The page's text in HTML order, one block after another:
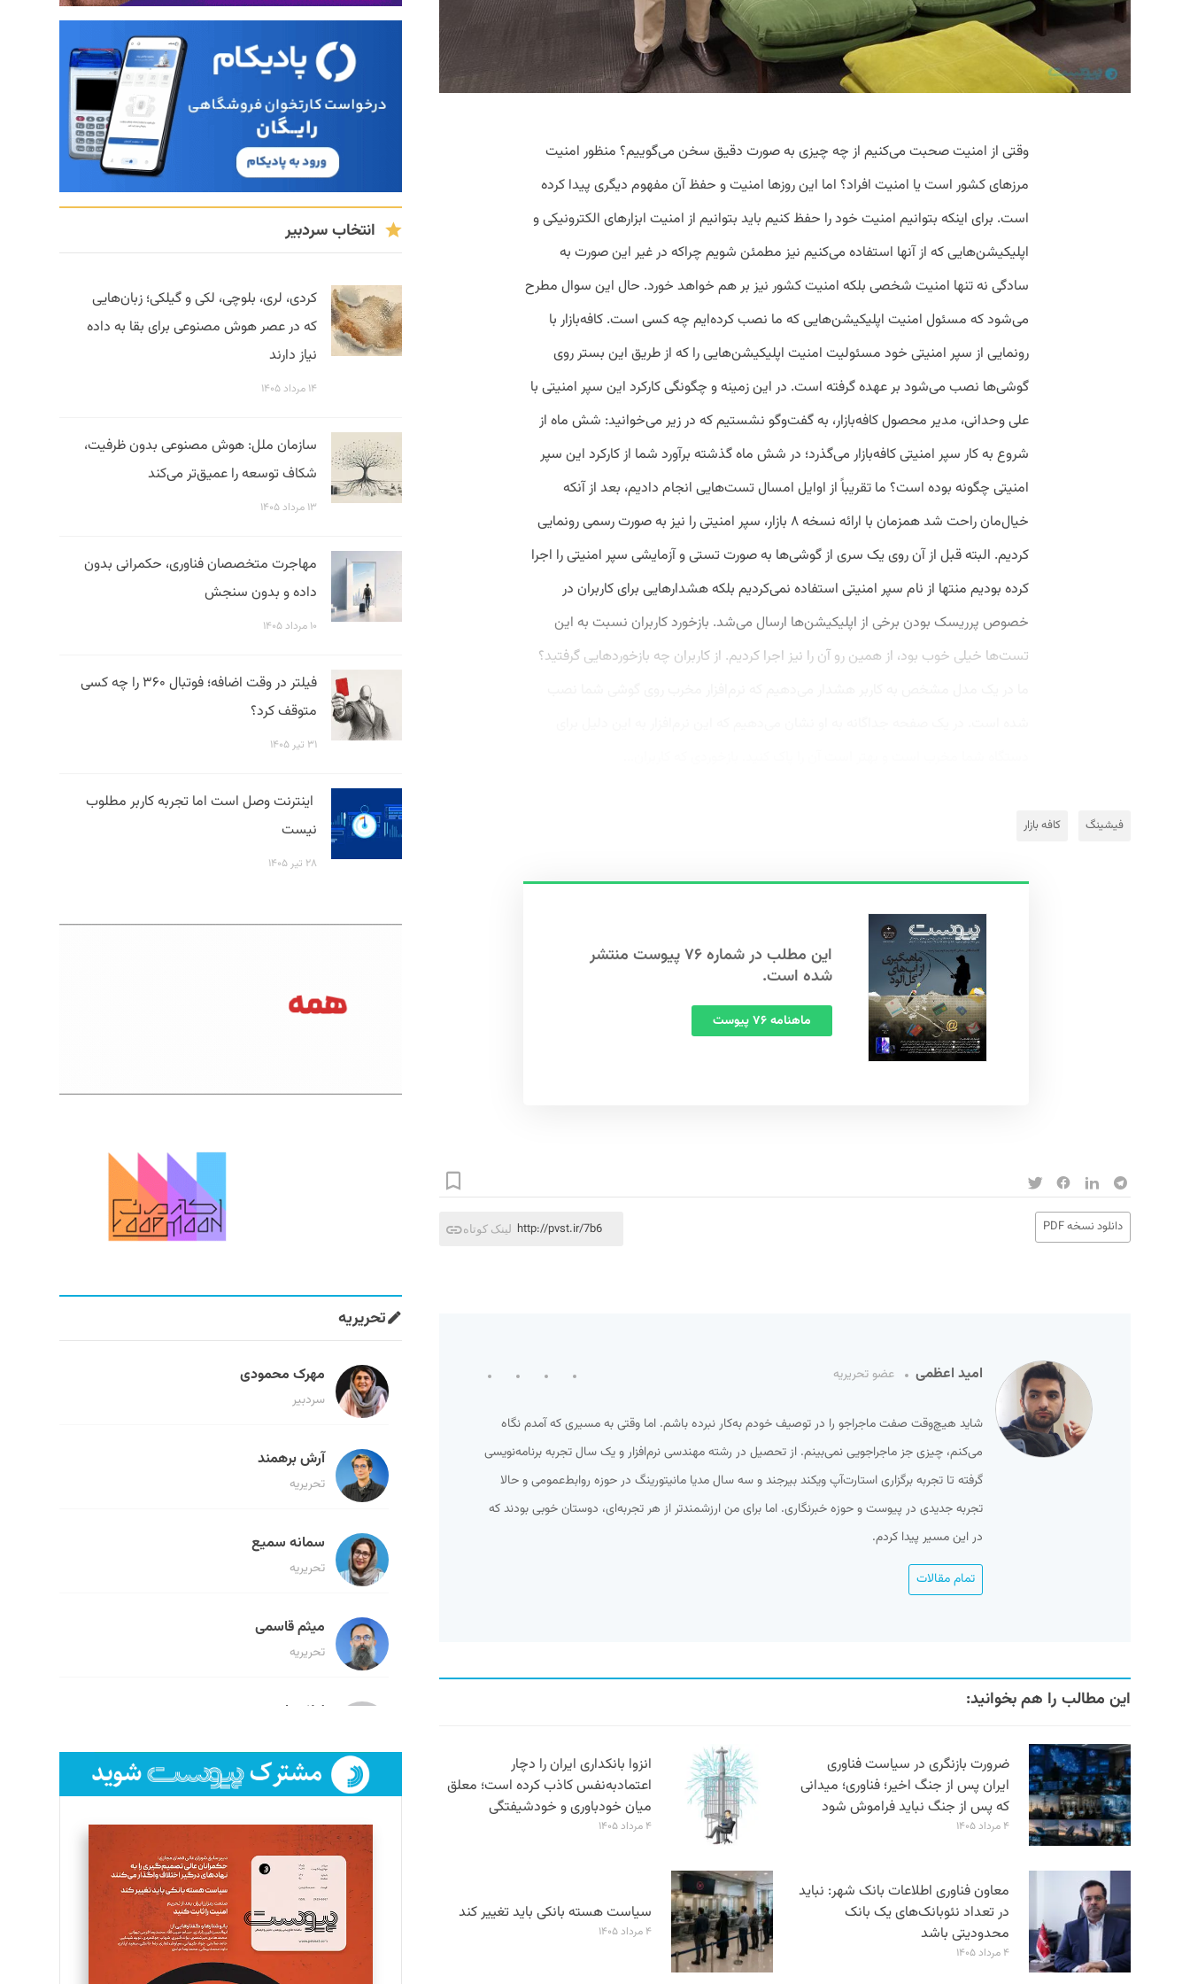
وقتی از امنیت صحبت می‌کنیم از چه چیزی به صورت دقیق سخن می‌گوییم؟ منظور امنیت
مرزهای کشور است یا امنیت افراد؟ اما این روزها امنیت و حفظ آن مفهوم دیگری پیدا کرده
است. برای اینکه بتوانیم امنیت خود را حفظ کنیم باید بتوانیم از امنیت ابزارهای الکترونیکی و
اپلیکیشن‌هایی که از آنها استفاده می‌کنیم نیز مطمئن شویم چراکه در غیر این صورت به
سادگی نه تنها امنیت شخصی بلکه امنیت کشور نیز بر هم خواهد خورد. حال این سوال مطرح
می‌شود که مسئول امنیت اپلیکیشن‌هایی که ما نصب کرده‌ایم چه کسی است. کافه‌بازار با
رونمایی از سپر امنیتی خود مسئولیت امنیت اپلیکیشن‌هایی را که از طریق این بستر روی
گوشی‌ها نصب می‌شود بر عهده گرفته است. در این زمینه و چگونگی کارکرد این سپر امنیتی با
علی وحدانی، مدیر محصول کافه‌بازار، به گفت‌وگو نشستیم که در زیر می‌خوانید: شش ماه از
شروع به کار سپر امنیتی کافه‌بازار می‌گذرد؛ در شش ماه گذشته برآورد شما از کارکرد این سپر
امنیتی چگونه بوده است؟ ما تقریباً از اوایل امسال تست‌هایی انجام دادیم، بعد از آنکه
خیال‌مان راحت شد همزمان با ارائه نسخه ۸ بازار، سپر امنیتی را نیز به‌ صورت رسمی رونمایی
کردیم. البته قبل از آن روی یک سری از گوشی‌ها به ‌صورت تستی و آزمایشی سپر امنیتی را اجرا
کرده بودیم منتها از نام سپر امنیتی استفاده نمی‌کردیم بلکه هشدارهایی برای کاربران در
خصوص پرریسک بودن برخی از اپلیکیشن‌ها ارسال می‌شد. بازخورد کاربران نسبت به این
تست‌ها خیلی خوب بود، از همین رو آن را نیز اجرا کردیم. از کاربران چه بازخوردهایی ‌گرفتید؟
فیشینگ کافه بازار
این مطلب در شماره ۷۶ پیوست منتشر
شده است.
ماهنامه ۷۶ پیوست
دانلود نسخه PDF لینک کوتاه http://pvst.ir/7b6
امید اعظمی عضو تحریریه
شاید هیچ‌وقت صفت ماجراجو را در توصیف خودم به‌کار نبرده‌ باشم. اما وقتی به مسیری که آمدم نگاه
می‌کنم، چیزی جز ماجراجویی نمی‌بینم. از تحصیل در رشته مهندسی نرم‌افزار و یک سال تجربه برنامه‌نویسی
گرفته تا تجربه برگزاری استارت‌آپ ویکند بیرجند و سه سال مدیا مانیتورینگ در حوزه روابط‌عمومی و حالا
تجربه جدیدی در پیوست و حوزه خبرنگاری. اما برای من ارزشمند‌تر از هر تجربه‌ای، دوستان خوبی بودند که
در این مسیر پیدا کردم.
تمام مقالات
این مطالب را هم بخوانید:
ضرورت بازنگری در سیاست فناوری
ایران پس از جنگ اخیر؛ فناوری؛ میدانی
که پس از جنگ نباید فراموش شود
۴ مرداد ۱۴۰۵
انزوا بانکداری ایران را دچار
اعتمادبه‌نفس کاذب کرده است؛ معلق
میان خودباوری و خودشیفتگی
۴ مرداد ۱۴۰۵
معاون فناوری اطلاعات بانک شهر: نباید
در تعداد نئوبانک‌های یک بانک
محدودیتی باشد
۴ مرداد ۱۴۰۵
سیاست هسته بانکی باید تغییر کند
۴ مرداد ۱۴۰۵
انتخاب سردبیر
کردی، لری، بلوچی، لکی و گیلکی؛ زبان‌هایی
که در عصر هوش مصنوعی برای بقا به داده
نیاز دارند
۱۴ مرداد ۱۴۰۵
سازمان ملل: هوش مصنوعی بدون ظرفیت،
شکاف توسعه را عمیق‌تر می‌کند
۱۳ مرداد ۱۴۰۵
مهاجرت متخصصان فناوری، حکمرانی بدون
داده و بدون سنجش
۱۰ مرداد ۱۴۰۵
فیلتر در وقت اضافه؛ فوتبال ۳۶۰ را چه کسی
متوقف کرد؟
۳۱ تیر ۱۴۰۵
اینترنت وصل است اما تجربه کاربر مطلوب
نیست
۲۸ تیر ۱۴۰۵
تحریریه
مهرک محمودی
سردبیر
آرش برهمند
تحریریه
سمانه سمیع
تحریریه
میثم قاسمی
تحریریه
لیلا حنارود
فائزه فتحی رستمی
تحریریه
سروش کرمیان
تحریریه
مینا پاکدل